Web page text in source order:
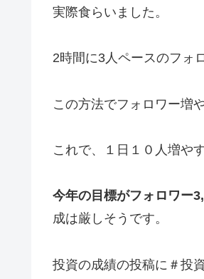
実際食らいました。
2時間に3人ペースのフォ
この方法でフォロワー増
これで、１日１０人増や
今年の目標がフォロワー
成は厳しそうです。
投資の成績の投稿に＃投